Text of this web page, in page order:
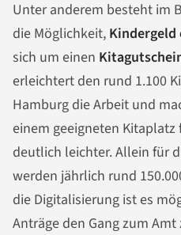
Unter anderem besteht im
die Möglichkeit,
sich um einen
erleichtert den rund 1.100
Hamburg die Arbeit und
einem geeigneten
deutlich leichter. Allein für
werden jährlich rund
die Digitalisierung ist es
Anträge den Gang zum